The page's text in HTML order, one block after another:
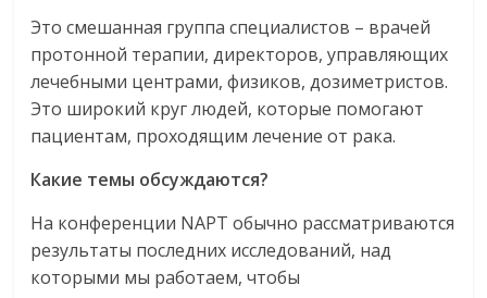
Это смешанная группа специалистов – врачей
протонной терапии, директоров, управляющих
лечебными центрами, физиков, дозиметристов.
Это широкий круг людей, которые помогают
пациентам, проходящим лечение от рака.
Какие темы обсуждаются?
На конференции NAPT обычно рассматриваются
результаты последних исследований, над
которыми мы работаем, чтобы